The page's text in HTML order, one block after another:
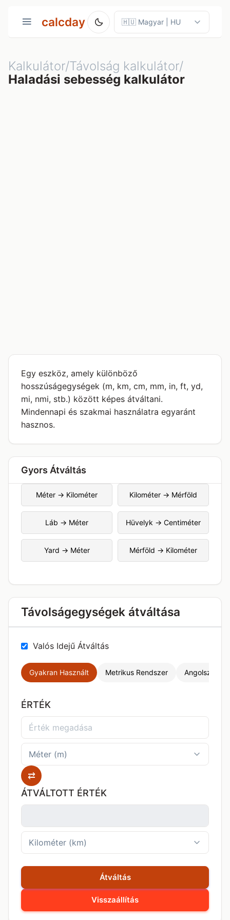
calcday
Kalkulátor/Távolság kalkulátor/
Haladási sebesség kalkulátor
Egy eszköz, amely különböző
hosszúságegységek (m, km, cm, mm, in, ft, yd,
mi, nmi, stb.) között képes átváltani.
Mindennapi és szakmai használatra egyaránt
hasznos.
Gyors Átváltás
Méter → Kilométer Kilométer → Mérföld
Láb → Méter Hüvelyk → Centiméter
Yard → Méter Mérföld → Kilométer
Távolságegységek átváltása
Valós Idejű Átváltás
Gyakran Használt Metrikus Rendszer Angolszász
ÉRTÉK
⇄
ÁTVÁLTOTT ÉRTÉK
Visszaállítás
Átváltás